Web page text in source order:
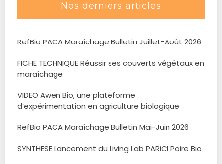
Nos derniers articles
RefBio PACA Maraîchage Bulletin Juillet-Août 2026
FICHE TECHNIQUE Réussir ses couverts végétaux en
maraîchage
VIDEO Awen Bio, une plateforme
d’expérimentation en agriculture biologique
RefBio PACA Maraîchage Bulletin Mai-Juin 2026
SYNTHESE Lancement du Living Lab PARiCI Poire Bio